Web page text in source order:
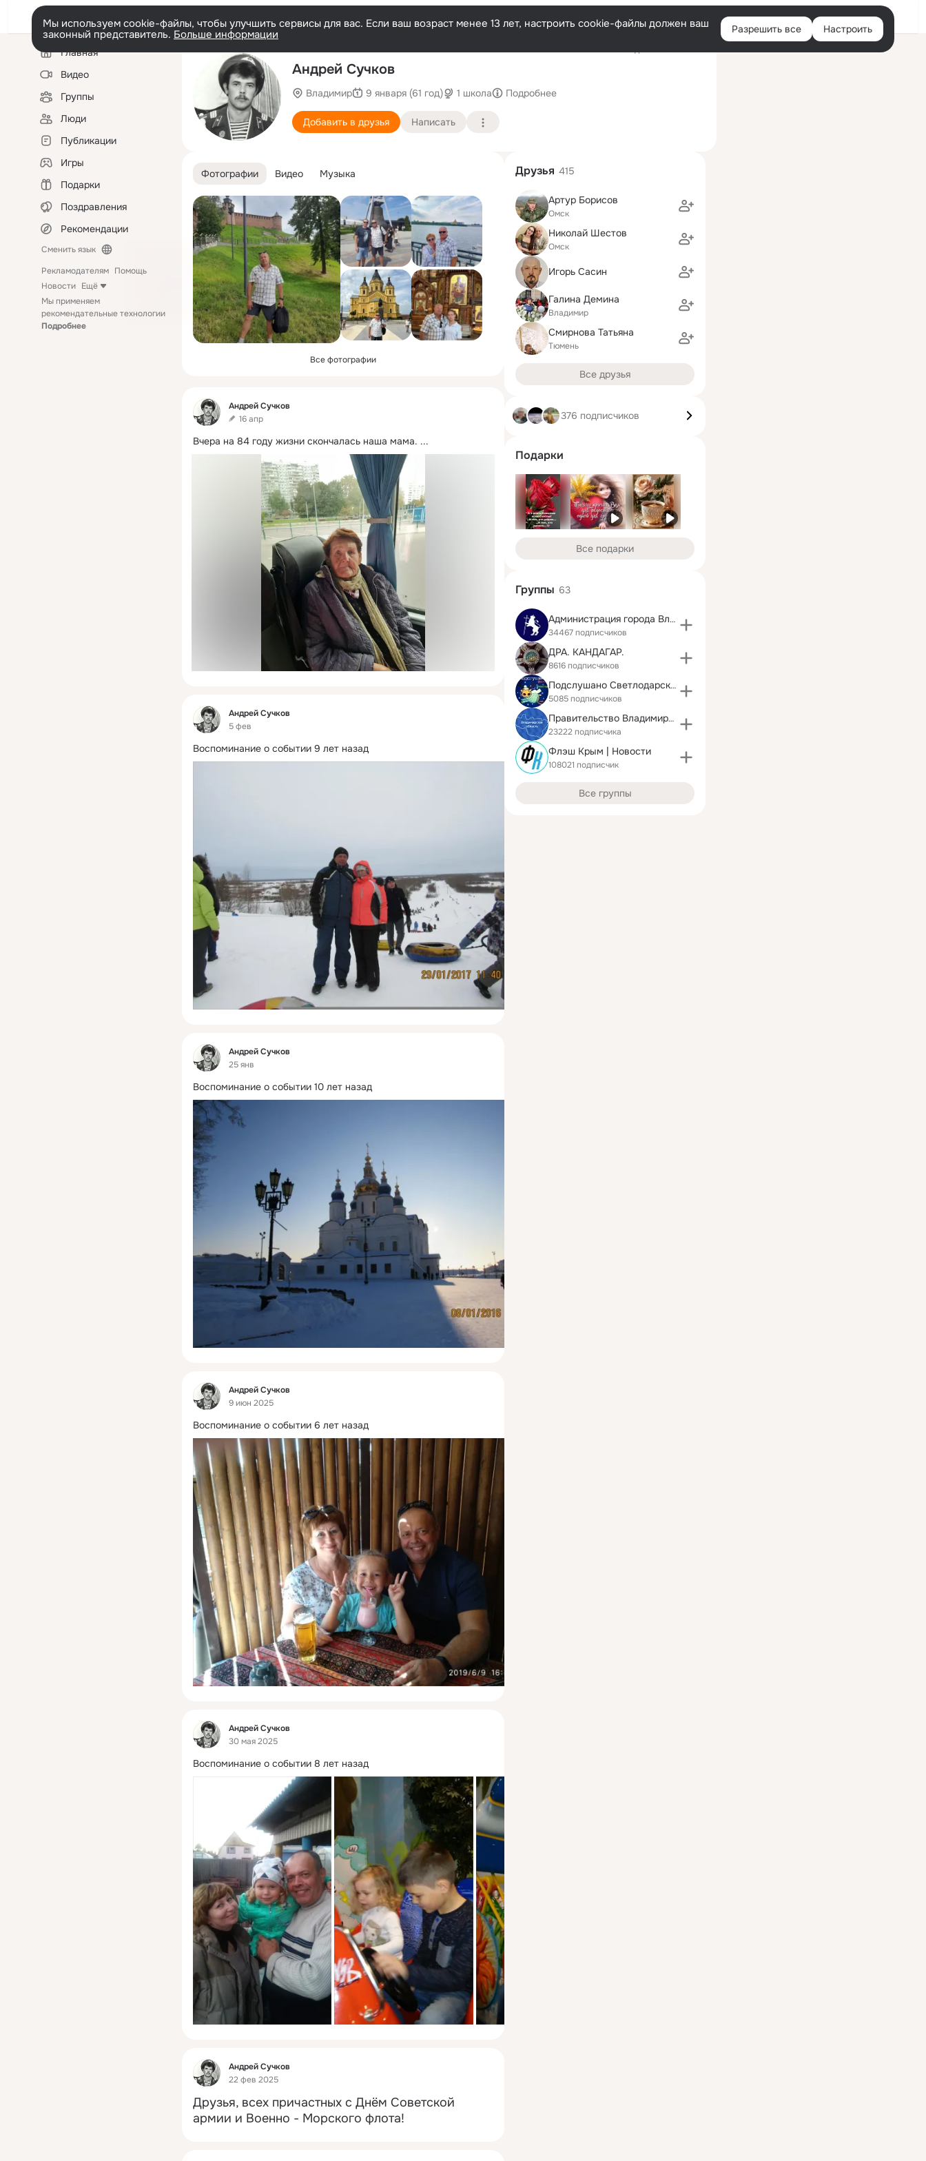
Войти
Мы используем cookie-файлы, чтобы улучшить сервисы для вас. Если ваш возраст менее 13 лет, настроить cookie-файлы должен ваш
законный представитель. Больше информации Разрешить все Настроить
Левая
колонкаГлавная
Видео
Группы
Люди
Публикации
Игры
Подарки
Поздравления
Рекомендации
Сменить язык
Рекламодателям Помощь
Новости Ещё
Мы применяем
рекомендательные технологии
Подробнее
Андрей Сучков
Владимир 9 января (61 год) 1 школа Подробнее
Добавить в друзья Написать
Фотографии Видео Музыка
Все фотографии
Фид
Андрей Сучков
16 апр
Вчера на 84 году жизни скончалась наша мама. ...
Фид
Андрей Сучков
5 фев
Воспоминание о событии 9 лет назад
Фид
Андрей Сучков
25 янв
Воспоминание о событии 10 лет назад
Фид
Андрей Сучков
9 июн 2025
Воспоминание о событии 6 лет назад
Фид
Андрей Сучков
30 мая 2025
Воспоминание о событии 8 лет назад
Фид
Андрей Сучков
22 фев 2025
Друзья, всех причастных с Днём Советской
армии и Военно - Морского флота!
Друзья 415
Артур Борисов
Омск
Николай Шестов
Омск
Игорь Сасин
Галина Демина
Владимир
Смирнова Татьяна
Тюмень
Все друзья
376 подписчиков
Подарки
Все подарки
Группы 63
Администрация города Владимира
34467 подписчиков
ДРА. КАНДАГАР.
8616 подписчиков
Подслушано Светлодарск-Факты и Новости Донбасса!
5085 подписчиков
Правительство Владимирской области
23222 подписчика
Флэш Крым | Новости
108021 подписчик
Все группы